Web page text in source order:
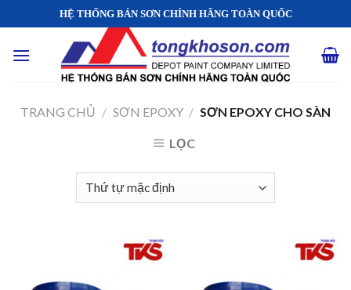
to
content
HỆ THỐNG BÁN SƠN CHÍNH HÃNG TOÀN QUỐC
TRANG CHỦ / SƠN EPOXY / SƠN EPOXY CHO SÀN
LỌC